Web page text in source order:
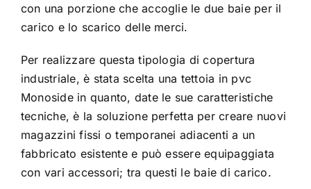
con una porzione che accoglie le due baie per il
carico e lo scarico delle merci.
Per realizzare questa tipologia di copertura
industriale, è stata scelta una tettoia in pvc
Monosidein quanto, date le sue caratteristiche
tecniche, è la soluzione perfetta per creare nuovi
magazzini fissi o temporanei adiacenti a un
fabbricato esistente e può essere equipaggiata
con vari accessori; tra questi le baie di carico.